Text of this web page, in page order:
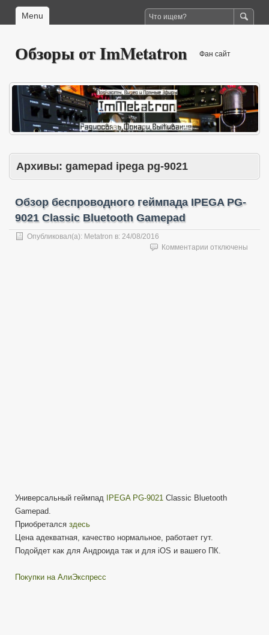
Menu
Обзоры от ImMetatron Фан сайт
Архивы: gamepad ipega pg-9021
Обзор беспроводного геймпада IPEGA PG-
9021 Classic Bluetooth Gamepad
Опубликовал(а): Metatron в: 24/08/2016
Комментарии котключены
Универсальный геймпад IPEGA PG-9021 Classic Bluetooth
Gamepad.
Приобретался здесь
Цена адекватная, качество нормальное, работает гут.
Подойдет как для Андроида так и для iOS и вашего ПК.
Покупки на АлиЭкспресс